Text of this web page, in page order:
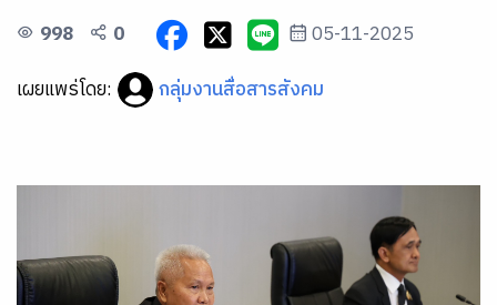
998 0
05-11-2025
เผยแพร่โดย:
กลุ่มงานสื่อสารสังคม